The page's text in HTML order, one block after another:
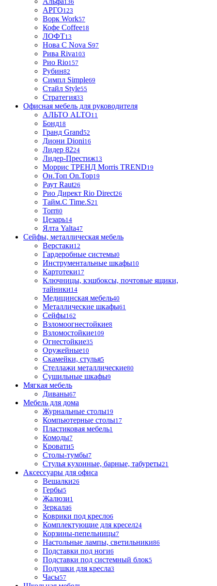
136
АРГО123
Ворк Work57
Кофе Coffee18
ЛОФТ13
Нова С Nova S97
Рива Riva103
Рио Rio157
Рубин82
Симпл Simple69
Стайл Style55
Стратегия33
Офисная мебель для руководителя
АЛЬТО ALTO11
Бонд18
Гранд Grand52
Диони Dioni16
Лидер 8224
Лидер-Престиж13
Моррис ТРЕНД Morris TREND19
Он.Топ On.Top19
Раут Raut26
Рио Директ Rio Direct26
Тайм.С Time.S21
Torr80
Цезарь14
Ялта Yalta47
Сейфы, металлическая мебель
Верстаки12
Гардеробные системы0
Инструментальные шкафы10
Картотеки17
Ключницы, кэшбоксы, почтовые ящики,
тайники14
Медицинская мебель40
Металлические шкафы61
Сейфы162
Взломоогнестойкие8
Взломостойкие109
Огнестойкие35
Оружейные10
Скамейки, стулья5
Стеллажи металлические80
Сушильные шкафы9
Мягкая мебель
Диваны67
Мебель для дома
Журнальные столы19
Компьютерные столы17
Пластиковая мебель1
Комоды7
Кровати5
Столы-тумбы7
Стулья кухонные, барные, табуреты21
Аксессуары для офиса
Вешалки26
Гербы5
Жалюзи1
Зеркала6
Коврики под кресло6
Комплектующие для кресел24
Корзины-пепельницы7
Настольные лампы, светильники86
Подставки под ноги6
Подставки под системный блок5
Подушки для кресла3
Часы57